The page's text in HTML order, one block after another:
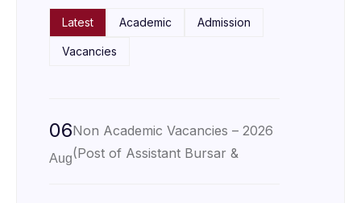
Latest Academic Admission
Vacancies
06
Aug
Non Academic Vacancies – 2026
(Post of Assistant Bursar &